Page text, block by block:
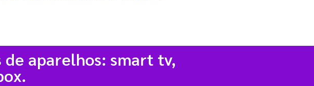
aparelhos: smart tv,